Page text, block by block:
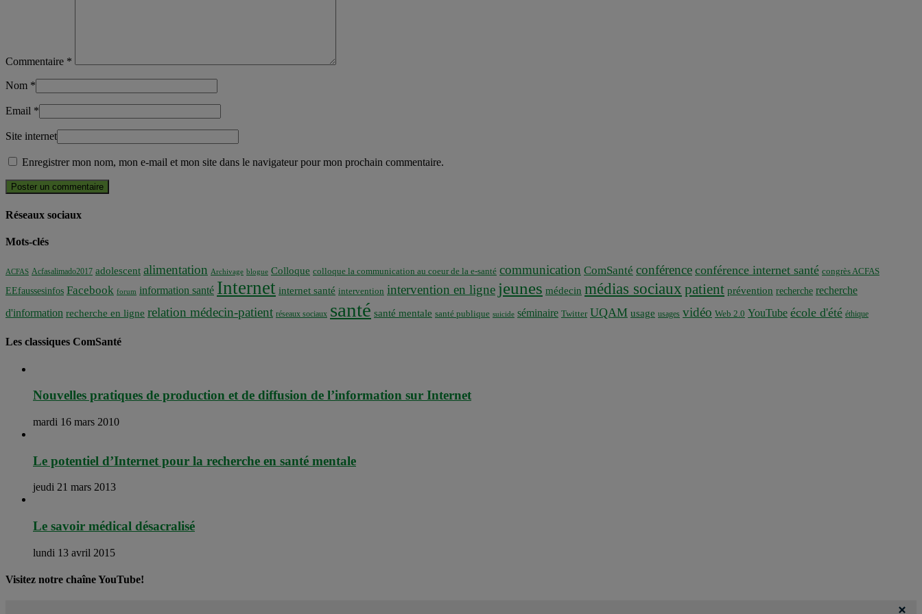
Commentaire *
Nom *
Email *
Site internet
Enregistrer mon nom, mon e-mail et mon site dans le navigateur pour mon prochain commentaire.
Réseaux sociaux
Mots-clés
ACFAS Acfasalimado2017 adolescent alimentation Archivage blogue Colloque colloque la communication au coeur de la e-santé communication ComSanté conférence conférence internet santé congrès ACFAS
EEfaussesinfos Facebook forum information santé Internet internet santé intervention intervention en ligne jeunes médecin médias sociaux patient prévention recherche recherche
d'information recherche en ligne relation médecin-patient réseaux sociaux santé santé mentale santé publique suicide séminaire Twitter UQAM usage usages vidéo Web 2.0 YouTube école d'été éthique
Les classiques ComSanté
Nouvelles pratiques de production et de diffusion de l’information sur Internet
mardi 16 mars 2010
Le potentiel d’Internet pour la recherche en santé mentale
jeudi 21 mars 2013
Le savoir médical désacralisé
lundi 13 avril 2015
Visitez notre chaîne YouTube!